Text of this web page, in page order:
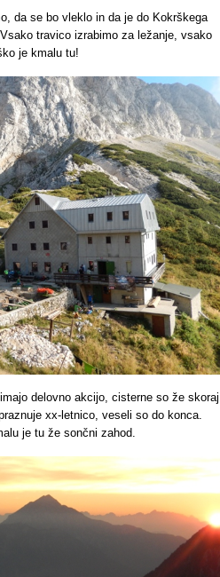
da se bo vleklo in da je do Kokrškega
travico izrabimo za ležanje, vsako
je kmalu tu!
delovno akcijo, cisterne so že skoraj
xx-letnico, veseli so do konca.
je tu že sončni zahod.